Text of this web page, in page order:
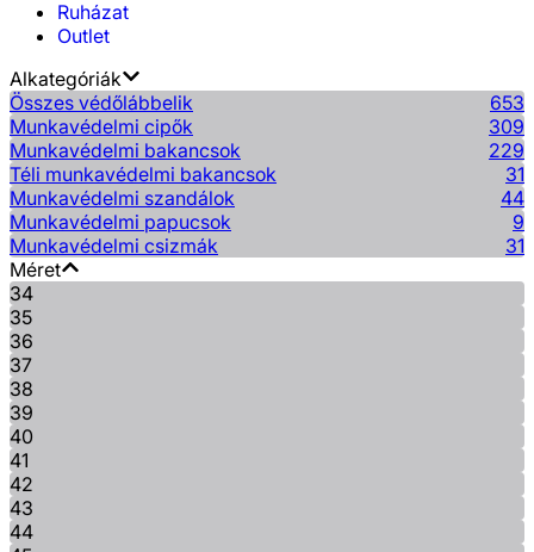
Ruházat
Outlet
Alkategóriák
Összes védőlábbelik
653
Munkavédelmi cipők
309
Munkavédelmi bakancsok
229
Téli munkavédelmi bakancsok
31
Munkavédelmi szandálok
44
Munkavédelmi papucsok
9
Munkavédelmi csizmák
31
Méret
34
35
36
37
38
39
40
41
42
43
44